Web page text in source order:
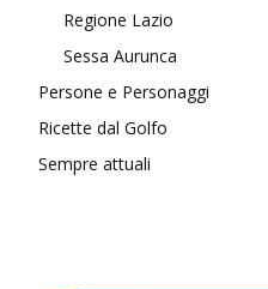
Regione Lazio
Sessa Aurunca
Persone e Personaggi
Ricette dal Golfo
Sempre attuali